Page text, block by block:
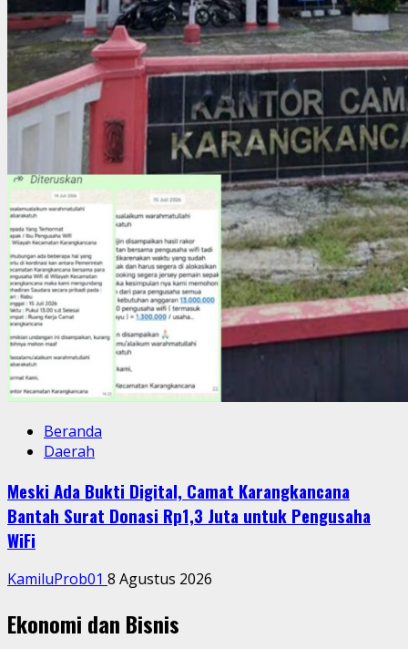
Beranda
Daerah
Meski Ada Bukti Digital, Camat Karangkancana
Bantah Surat Donasi Rp1,3 Juta untuk Pengusaha
WiFi
KamiluProb01 8 Agustus 2026
Ekonomi dan Bisnis